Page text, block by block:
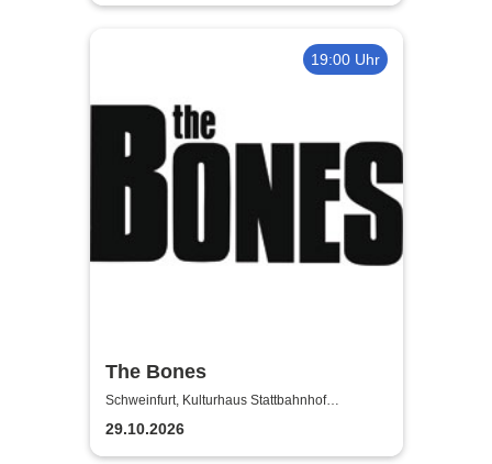
19:00 Uhr
The Bones
Schweinfurt, Kulturhaus Stattbahnhof
Schweinfurt
29.10.2026